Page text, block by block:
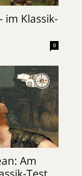
im Klassik-
0
Am